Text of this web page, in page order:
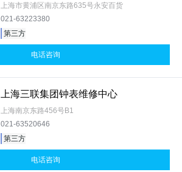
上海市黄浦区南京东路635号永安百货
021-63223380
第三方
电话咨询
上海三联集团钟表维修中心
上海南京东路456号B1
021-63520646
第三方
电话咨询